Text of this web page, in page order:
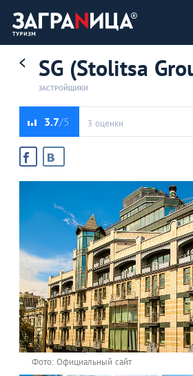
SG (Stolitsa
ЗАСТРОЙЩИКИ
3.7 3 оценки
Фото: Официальный сайт